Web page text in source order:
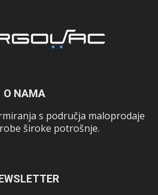
O NAMA
s područja maloprodaje
široke potrošnje.